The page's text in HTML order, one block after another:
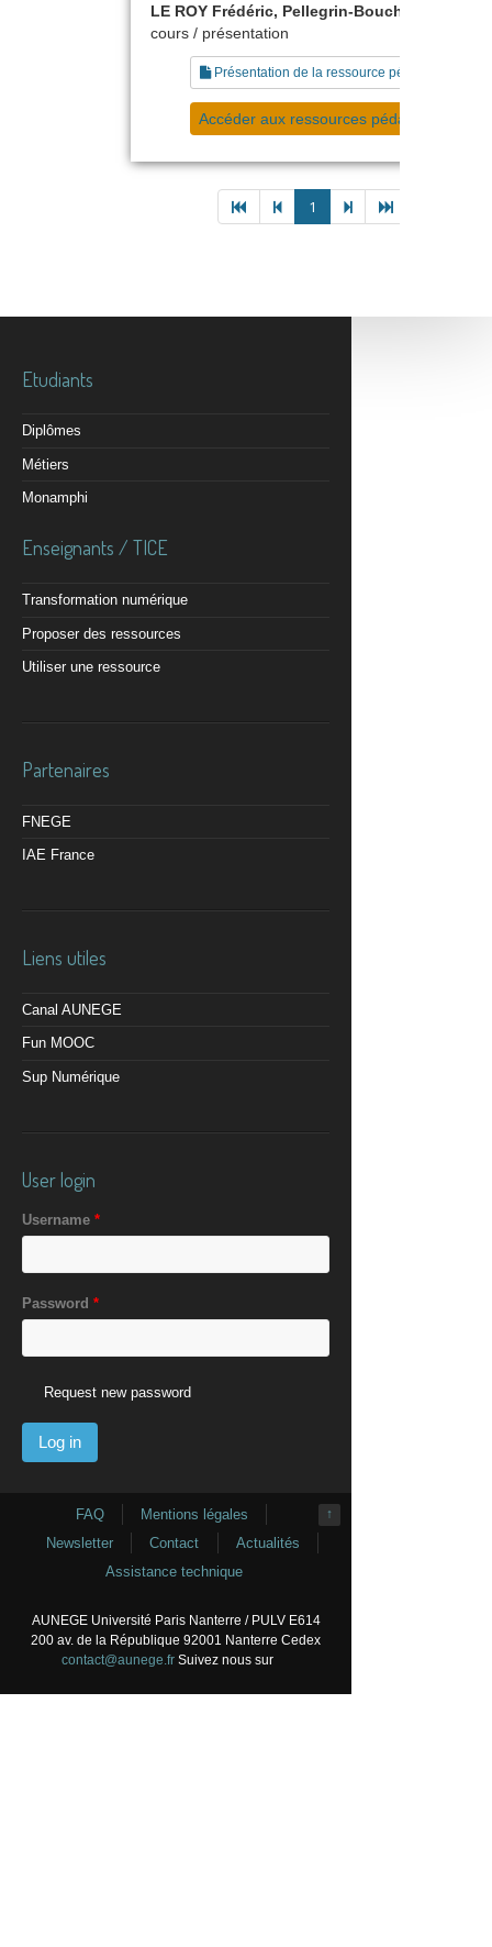
LE ROY Frédéric, Pellegrin-Boucher Estelle
cours / présentation
Présentation de la ressource pédagogique
Accéder aux ressources pédagogiques
1
Etudiants
Diplômes
Métiers
Monamphi
Enseignants / TICE
Transformation numérique
Proposer des ressources
Utiliser une ressource
Partenaires
FNEGE
IAE France
Liens utiles
Canal AUNEGE
Fun MOOC
Sup Numérique
User login
Username *
Password *
Request new password
↑
FAQ
Mentions légales
Newsletter
Contact
Actualités
Assistance technique
AUNEGE Université Paris Nanterre / PULV E614
200 av. de la République 92001 Nanterre Cedex
contact@aunege.frSuivez nous sur